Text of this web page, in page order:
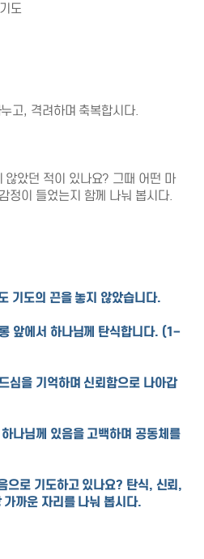
도
고, 격려하며 축복합시다.
않았던 적이 있나요? 그때 어떤 마
정이 들었는지 함께 나눠 봅시다.
기도의 끈을 놓지 않았습니다.
앞에서 하나님께 탄식합니다. (1–
심을 기억하며 신뢰함으로 나아갑
나님께 있음을 고백하며 공동체를
으로 기도하고 있나요? 탄식, 신뢰,
까운 자리를 나눠 봅시다.